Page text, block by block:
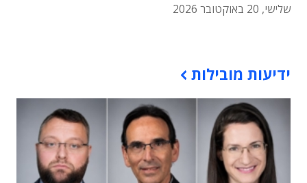
שלישי, 20 באוקטובר 2026
ידיעות מובילות